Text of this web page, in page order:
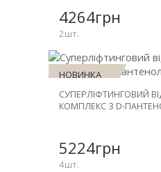
4264грн
2шт.
НОВИНКА
ЗНИЖКА
СУПЕРЛІФТИНГОВИЙ
КОМПЛЕКС З D-
5224грн
4шт.